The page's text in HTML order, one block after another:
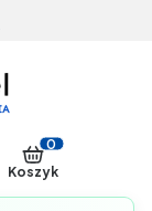
Produkty w
Koszyk